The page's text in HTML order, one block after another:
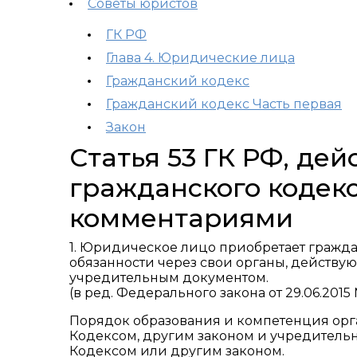
Советы юристов
ГК РФ
Глава 4. Юридические лица
Гражданский кодекс
Гражданский кодекс Часть первая
Закон
Статья 53 ГК РФ,
гражданского
комментариями
1. Юридическое лицо приобретает
обязанности через свои органы,
учредительным документом.
(в ред. Федерального закона от 29.06.2015
Порядок образования и компетенция
Кодексом, другим законом и
Кодексом или другим законом.